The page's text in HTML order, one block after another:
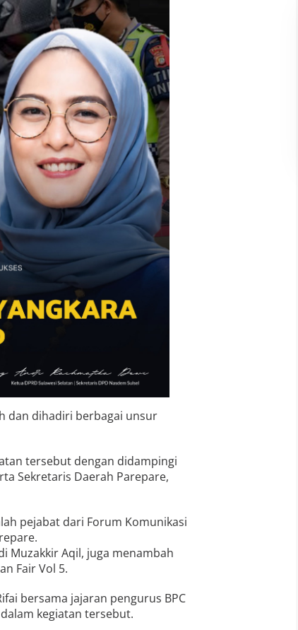
dan dihadiri berbagai unsur
tersebut dengan didampingi
Sekretaris Daerah Parepare,
pejabat dari Forum Komunikasi
Muzakkir Aqil, juga menambah
Fair Vol 5.
bersama jajaran pengurus BPC
kegiatan tersebut.
Cetak Produk Tapi Membimbing
Manusia